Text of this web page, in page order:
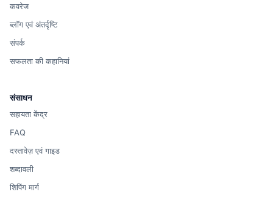
कवरेज
ब्लॉग एवं अंतर्दृष्टि
संपर्क
सफलता की कहानियां
संसाधन
सहायता केंद्र
FAQ
दस्तावेज़ एवं गाइड
शब्दावली
शिपिंग मार्ग